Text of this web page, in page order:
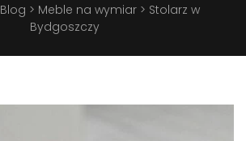
Blog > Meble na wymiar> Stolarz w
Bydgoszczy